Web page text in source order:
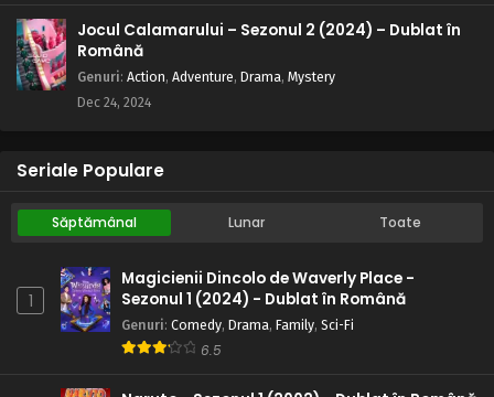
Jocul Calamarului – Sezonul 2 (2024) – Dublat în
Română
Genuri: Action, Adventure, Drama, Mystery
Dec 24, 2024
Seriale Populare
Săptămânal Lunar Toate
1
Magicienii Dincolo de Waverly Place -
Sezonul 1 (2024) - Dublat în Română
Genuri: Comedy, Drama, Family, Sci-Fi
6.5